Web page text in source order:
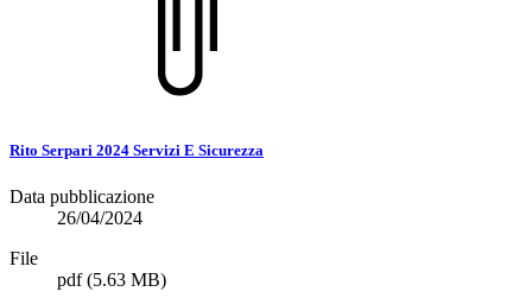
Rito Serpari 2024 Servizi E Sicurezza
Data pubblicazione
26/04/2024
File
pdf(5.63 MB)